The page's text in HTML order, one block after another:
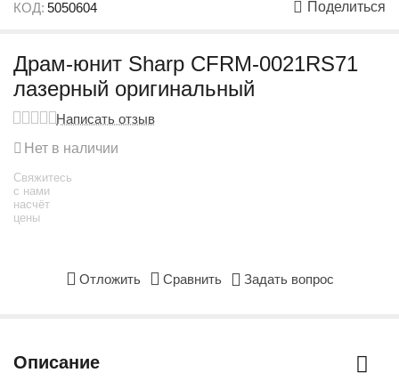
КОД: 5050604 Поделиться
Драм-юнит Sharp CFRM-0021RS71
лазерный оригинальный
Написать отзыв
Нет в наличии
Свяжитесь
с нами
насчёт
цены
Отложить Сравнить Задать вопрос
Описание